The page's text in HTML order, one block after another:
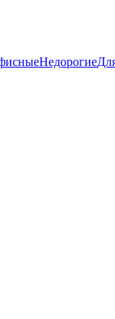
Недорогие